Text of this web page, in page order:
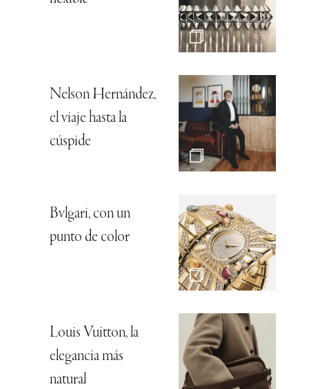
Nelson Hernández,
el viaje hasta la
cúspide
Bvlgari, con un
punto de color
Louis Vuitton, la
elegancia más
natural